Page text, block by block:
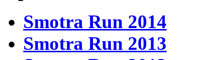
Smotra Run 2014
Smotra Run 2013